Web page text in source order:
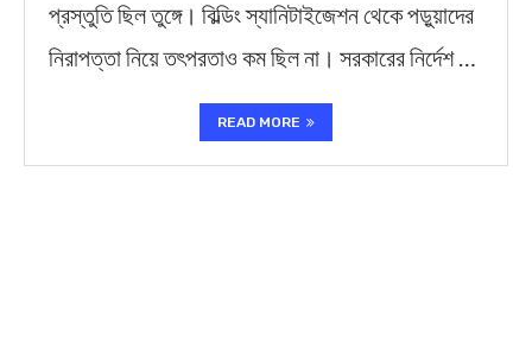
প্রস্তুতি ছিল তুঙ্গে। বিল্ডিং স্যানিটাইজেশন থেকে পড়ুয়াদের
নিরাপত্তা নিয়ে তৎপরতাও কম ছিল না। সরকারের নির্দেশ …
READ MORE